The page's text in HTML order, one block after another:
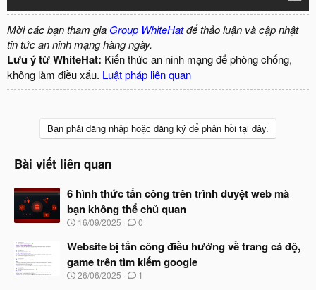
Mời các bạn tham gia Group WhiteHatđể thảo luận và cập nhật
tin tức an ninh mạng hàng ngày.
Lưu ý từ WhiteHat: Kiến thức an ninh mạng để phòng chống,
không làm điều xấu. Luật pháp liên quan
Bạn phải đăng nhập hoặc đăng ký để phản hồi tại đây.
Bài viết liên quan
6 hình thức tấn công trên trình duyệt web mà
bạn không thể chủ quan
N
à
b
ắ
16/09/2025 0
Website bị tấn công điều hướng về trang cá độ,
game trên tìm kiếm google
N
26/06/2025 1